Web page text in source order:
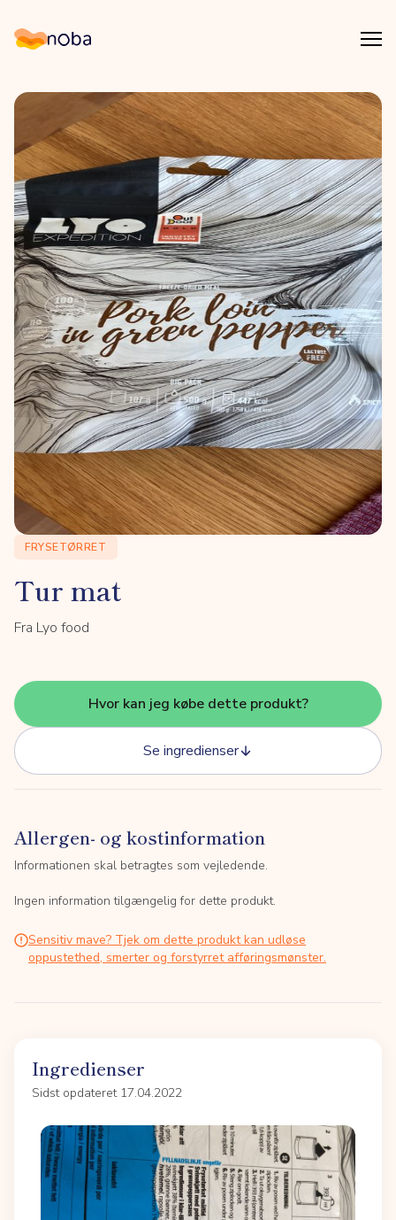
Noba
FRYSETØRRET
Tur mat
Fra Lyo food
Hvor kan jeg købe dette produkt?
Se ingredienser
Allergen- og kostinformation
Informationen skal betragtes som vejledende.
Ingen information tilgængelig for dette produkt.
Sensitiv mave? Tjek om dette produkt kan udløse
oppustethed, smerter og forstyrret afføringsmønster.
Ingredienser
Sidst opdateret 17.04.2022